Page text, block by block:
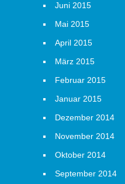
Juni 2015
Mai 2015
April 2015
März 2015
Februar 2015
Januar 2015
Dezember 2014
November 2014
Oktober 2014
September 2014